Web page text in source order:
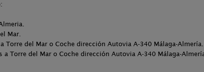
Mar.
Torre del Mar o Coche dirección Autovia A-340 Málaga-Almería.
a Torre del Mar o Coche dirección Autovia A-340 Málaga-